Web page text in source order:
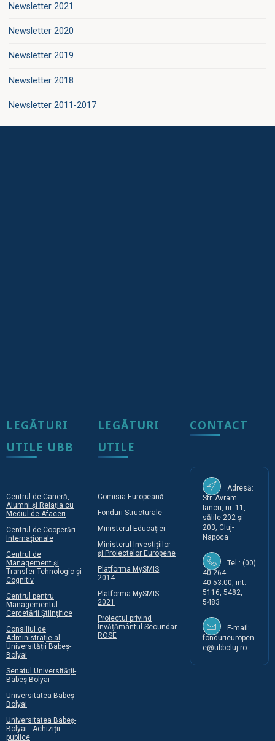
Newsletter 2021
Newsletter 2020
Newsletter 2019
Newsletter 2018
Newsletter 2011-2017
LEGĂTURI
UTILE UBB
Centrul de Carieră,
Alumni și Relația cu
Mediul de Afaceri
Centrul de Cooperări
Internaționale
Centrul de
Management și
Transfer Tehnologic și
Cognitiv
Centrul pentru
Managementul
Cercetării Științifice
Consiliul de
Administrație al
Universității Babeș-
Bolyai
Senatul Universității-
Babeș-Bolyai
Universitatea Babeș-
Bolyai
Universitatea Babeș-
Bolyai - Achiziții
publice
LEGĂTURI
UTILE
Comisia Europeană
Fonduri Structurale
Ministerul Educației
Ministerul Investițiilor
și Proiectelor Europene
Platforma MySMIS
2014
Platforma MySMIS
2021
Proiectul privind
Învățământul Secundar
ROSE
CONTACT
Adresă:
Str. Avram
Iancu, nr. 11,
sălile 202 și
203, Cluj-
Napoca
Tel.: (00)
40-264-
40.53.00, int.
5116, 5482,
5483
E-mail:
fondurieuropen
e@ubbcluj.ro